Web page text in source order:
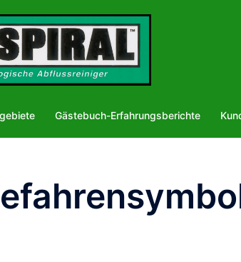
Gästebuch-Erfahrungsberichte